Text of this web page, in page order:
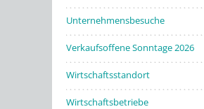
Unternehmensbesuche
Verkaufsoffene Sonntage 2026
Wirtschaftsstandort
Wirtschaftsbetriebe